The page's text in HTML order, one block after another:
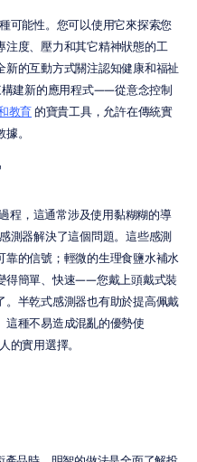
可能性。您可以使用它來探索您
注度、壓力和其它精神狀態的工
的互動方式關注認知健康和福祉
建新的應用程式——從意念控制
教育 的寶貴工具，允許在傳統實
。
程，這通常涉及使用黏糊糊的導
測器解決了這個問題。這些感測
的信號；輕微的生理食鹽水補水
得簡單、快速——您戴上頭戴式裝
半乾式感測器也有助於提高佩戴
這種不易造成混亂的優勢使
的實用選擇。